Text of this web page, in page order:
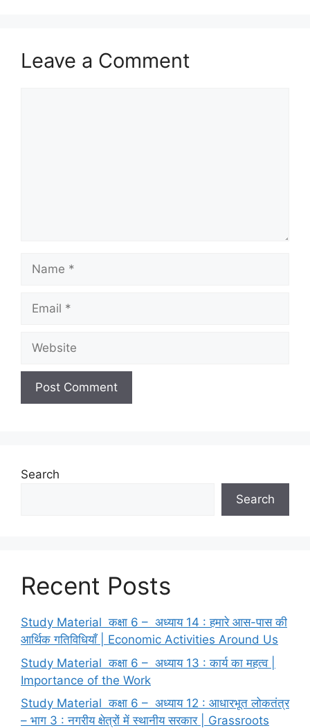
Leave a Comment
Search
Search
Recent Posts
Study Material कक्षा 6 – अध्याय 14 : हमारे आस-पास की
आर्थिक गतिविधियाँ | Economic Activities Around Us
Study Material कक्षा 6 – अध्याय 13 : कार्य का महत्व |
Importance of the Work
Study Material कक्षा 6 – अध्याय 12 : आधारभूत लोकतंत्र
– भाग 3 : नगरीय क्षेत्रों में स्थानीय सरकार | Grassroots